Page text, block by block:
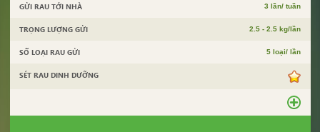
GỬI RAU TỚI NHÀ 3 lần/ tuần
TRỌNG LƯỢNG GỬI 2.5 - 2.5 kg/lần
SỐ LOẠI RAU GỬI 5 loại/ lần
SÉT RAU DINH DƯỠNG